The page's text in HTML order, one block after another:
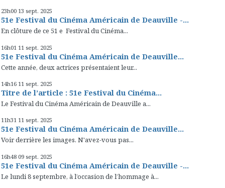
23h00 13 sept. 2025
51e Festival du Cinéma Américain de Deauville -...
En clôture de ce 51 e Festival du Cinéma...
16h01 11 sept. 2025
51e Festival du Cinéma Américain de Deauville...
Cette année, deux actrices présentaient leur...
14h16 11 sept. 2025
Titre de l’article : 51e Festival du Cinéma...
Le Festival du Cinéma Américain de Deauville a...
11h31 11 sept. 2025
51e Festival du Cinéma Américain de Deauville...
Voir derrière les images. N'avez-vous pas...
16h48 09 sept. 2025
51e Festival du Cinéma Américain de Deauville -...
Le lundi 8 septembre, à l’occasion de l’hommage à...